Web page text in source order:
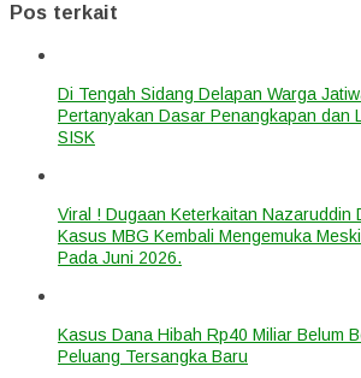
Pos terkait
Di Tengah Sidang Delapan Warga
Pertanyakan Dasar Penangkapan dan
SISK
Viral ! Dugaan Keterkaitan Nazaruddin
Kasus MBG Kembali Mengemuka
Pada Juni 2026.
Kasus Dana Hibah Rp40 Miliar Belum
Peluang Tersangka Baru